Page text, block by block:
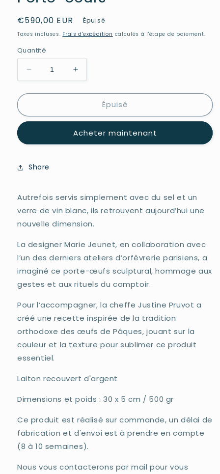
Prix
habituel
€590,00 EUR Épuisé
Taxes incluses. Frais d'expédition calculés à l'étape de paiement.
Quantité
Réduire
la
quantité
Porte-
Augmenter
la
quantité
Porte-
Épuisé
Acheter maintenant
Share
Autrefois servis simplement avec du sel et un
verre de vin blanc, ils retrouvent aujourd’hui une
nouvelle dimension.
La designer Marie Jeunet, en collaboration avec
l’un des derniers ateliers d’orfèvrerie parisiens, a
imaginé ce porte-œufs sculptural, hommage aux
gestes et aux rituels du comptoir.
Pour l’accompagner, la cheffe Justine Pruvot a
créé une recette inspirée de la tradition
orthodoxe des œufs de Pâques, jouant sur la
couleur et la texture pour sublimer ce produit
essentiel.
Laiton recouvert d'argent
Dimensions et poids : 30 x 5 cm / 500 gr
Ce produit est réalisé sur commande, un délai de
fabrication et d'envoi est à prendre en compte
(8 à 10 semaines).
Nous vous contacterons par mail pour vous